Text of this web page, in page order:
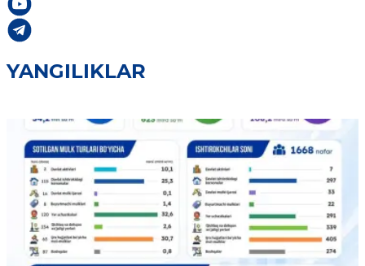
YANGILIKLAR